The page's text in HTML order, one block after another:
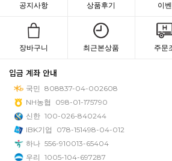
공지사항 상품후기 이
장바구니 최근본상품 주문
입금 계좌 안내
국민 808837-04-002608
NH농협
098-01-175790
신한 100-026-840244
IBK기업
078-151498-04-012
하나 556-910013-65404
우리 1005-104-697287